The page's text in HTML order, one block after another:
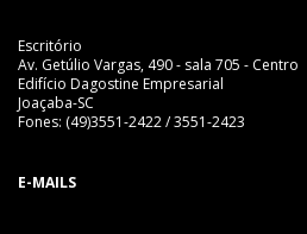
Escritório
Av. Getúlio Vargas, 490 - sala 705 - Centro
Edifício Dagostine Empresarial
Joaçaba-SC
Fones: (49)3551-2422 / 3551-2423
E-MAILS